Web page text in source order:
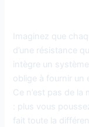
Imaginez que
d’une résistance
intègre un
oblige à fournir un
Ce n’est pas de
: plus vous
fait toute la